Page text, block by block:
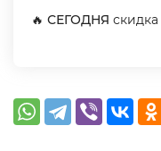
🔥 СЕГОДНЯ скидка